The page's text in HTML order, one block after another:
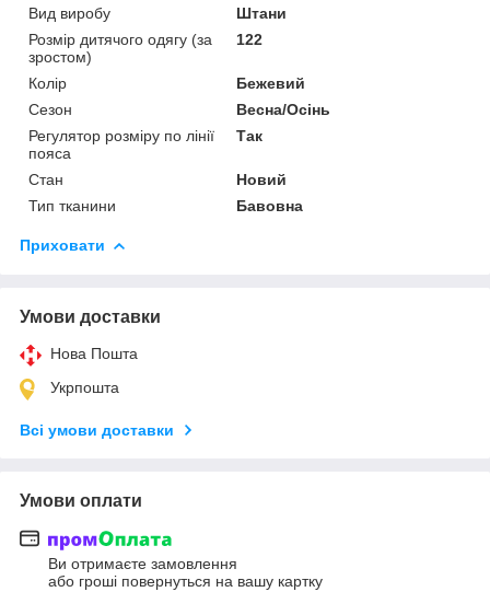
Вид виробу
Штани
Розмір дитячого одягу (за
зростом)
122
Колір
Бежевий
Сезон
Весна/Осінь
Регулятор розміру по лінії
пояса
Так
Стан
Новий
Тип тканини
Бавовна
Приховати
Умови доставки
Нова Пошта
Укрпошта
Всі умови доставки
Умови оплати
Ви отримаєте замовлення
або гроші повернуться на вашу картку